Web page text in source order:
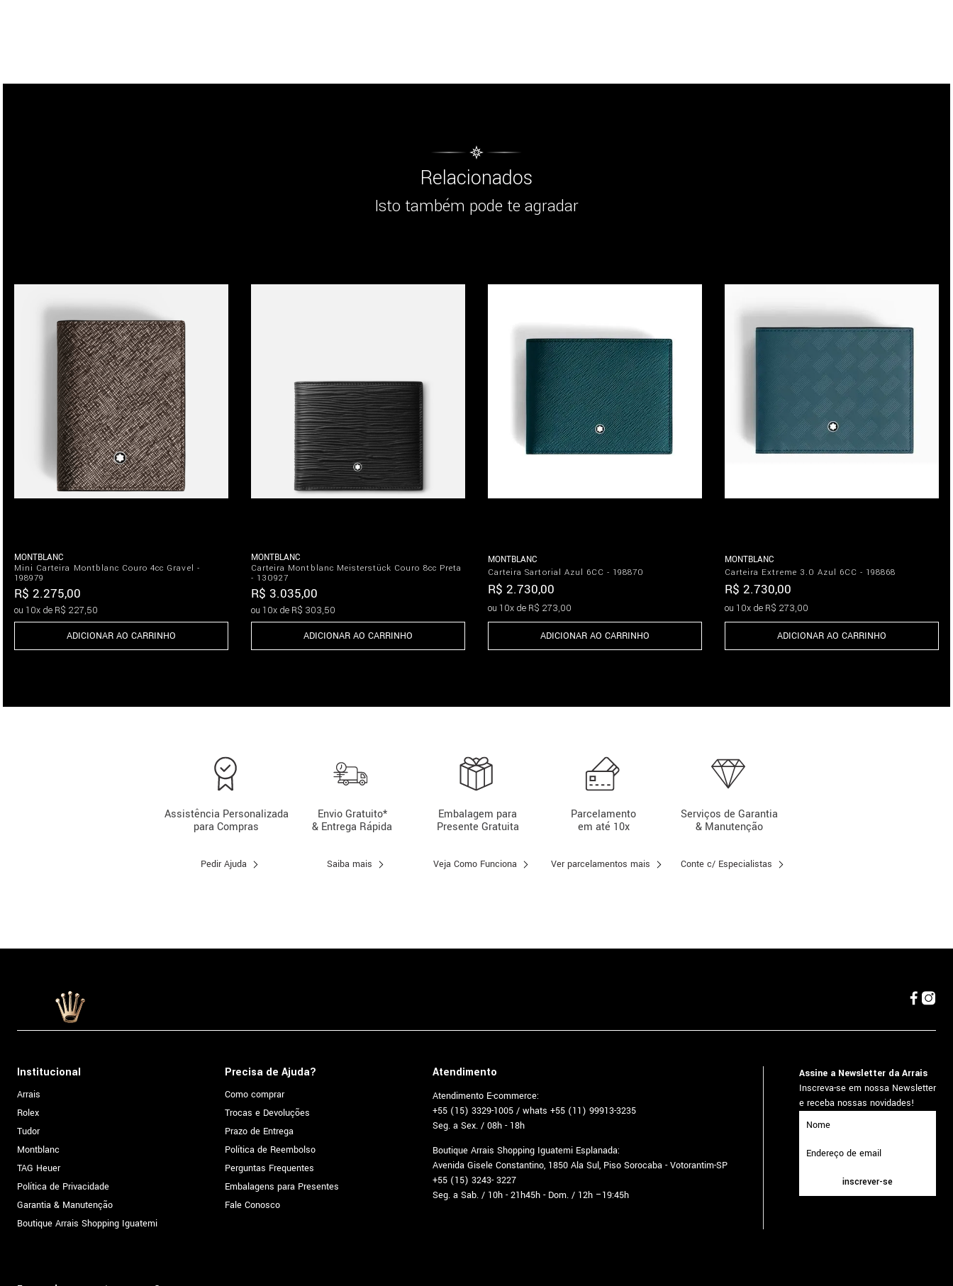
Relacionados
Isto também pode te agradar
MONTBLANC
Mini Carteira Montblanc Couro 4cc Gravel -
198979
R$ 2.275,00
ou 10x de R$ 227,50
ADICIONAR AO CARRINHO
MONTBLANC
Carteira Montblanc Meisterstück Couro 8cc Preta
- 130927
R$ 3.035,00
ou 10x de R$ 303,50
ADICIONAR AO CARRINHO
MONTBLANC
Carteira Sartorial Azul 6CC - 198870
R$ 2.730,00
ou 10x de R$ 273,00
ADICIONAR AO CARRINHO
MONTBLANC
Carteira Extreme 3.0 Azul 6CC - 198868
R$ 2.730,00
ou 10x de R$ 273,00
ADICIONAR AO CARRINHO
Assistência Personalizada
para Compras
Pedir Ajuda
Envio Gratuito*
& Entrega Rápida
Saiba mais
Embalagem para
Presente Gratuita
Veja Como Funciona
Parcelamento
em até 10x
Ver parcelamentos mais
Serviços de Garantia
& Manutenção
Conte c/ Especialistas
Institucional
Arrais
Rolex
Tudor
Montblanc
TAG Heuer
Política de Privacidade
Garantia & Manutenção
Boutique Arrais Shopping Iguatemi
Precisa de Ajuda?
Como comprar
Trocas e Devoluções
Prazo de Entrega
Política de Reembolso
Perguntas Frequentes
Embalagens para Presentes
Fale Conosco
Atendimento
Atendimento E-commerce:
+55 (15) 3329-1005 / whats +55 (11) 99913-3235
Seg. a Sex. / 08h - 18h
Boutique Arrais Shopping Iguatemi Esplanada:
Avenida Gisele Constantino, 1850 Ala Sul, Piso Sorocaba - Votorantim-SP
+55 (15) 3243- 3227
Seg. a Sab. / 10h - 21h45h - Dom. / 12h –19:45h
Assine a Newsletter da Arrais
Inscreva-se em nossa Newsletter
e receba nossas novidades!
inscrever-se